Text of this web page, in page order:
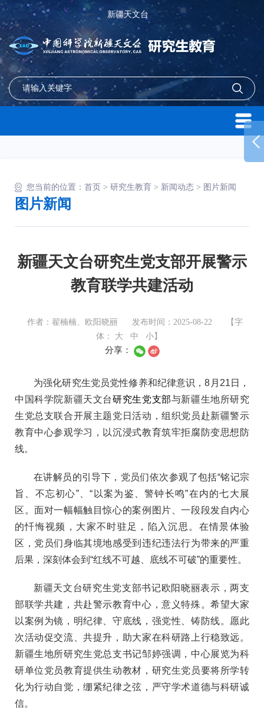
新疆天文台
您当前的位置： 首页 > 研究生教育 > 新闻动态 > 图片新闻
图片新闻
新疆天文台研究生党支部开展警示
教育联学共建活动
作者：翟楠楠、欧阳晓丽 发布时间：2025-08-22
【字
体： 大 中 小 】
分享：
为强化研究生党员党性修养和纪律意识，8月21日，
中国科学院新疆天文台研究生党支部与新疆生地所研究
生党总支联合开展主题党日活动，组织党员赴新疆警示
教育中心参观学习，以沉浸式教育筑牢拒腐防变思想防
线。
在讲解员的引导下，党员们依次参观了包括“铭记宗
旨、不忘初心”、“以案为鉴、警钟长鸣”在内的七大展
区。面对一幅幅触目惊心的案例图片、一段段发自内心
的忏悔视频，大家不时驻足，陷入沉思。在情景体验
区，党员们身临其境地感受到违纪违法行为带来的严重
后果，深刻体会到“红线不可越、底线不可破”的重要性。
新疆天文台研究生党支部书记欧阳晓丽表示，两支
部联学共建，共赴警示教育中心，意义特殊。希望大家
以案例为镜，明纪律、守底线，强党性、铸防线。愿此
次活动促交流、共提升，助大家在科研路上行稳致远。
新疆生地所研究生党总支书记邹婷强调，中心展览为科
研单位党员教育提供生动教材，研究生党员要将所学转
化为行动自觉，绷紧纪律之弦，严守学术道德与科研诚
信。